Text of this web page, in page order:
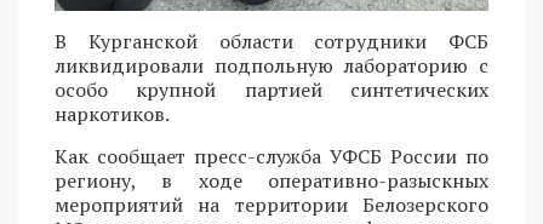
В Курганской области сотрудники ФСБ
ликвидировали подпольную лабораторию с
особо крупной партией синтетических
наркотиков.
Как сообщает пресс-служба УФСБ России по
региону, в ходе оперативно-разыскных
мероприятий на территории Белозерского